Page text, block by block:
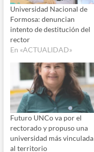
Universidad Nacional de
Formosa: denuncian
intento de destitución del
rector
En «ACTUALIDAD»
Futuro UNCo va por el
rectorado y propuso una
universidad más vinculada
al territorio